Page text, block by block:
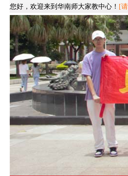
您好，欢迎来到华南师大家教中心！ [